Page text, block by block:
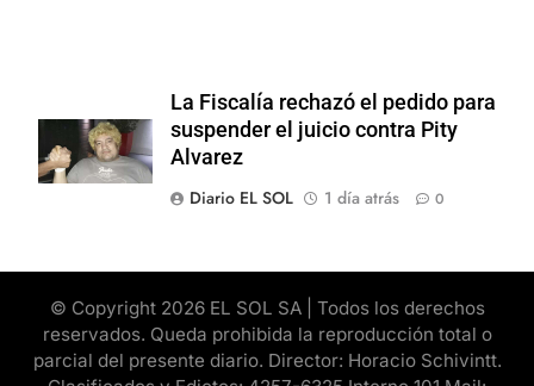
La Fiscalía rechazó el pedido para
suspender el juicio contra Pity
Alvarez
Diario EL SOL
1 día atrás 0
© Copyright 2026 EL SOL SA | Todos los derechos
reservados. Queda prohibida la reproducción total o
parcial del presente diario. Director: Horacio Schivintt.